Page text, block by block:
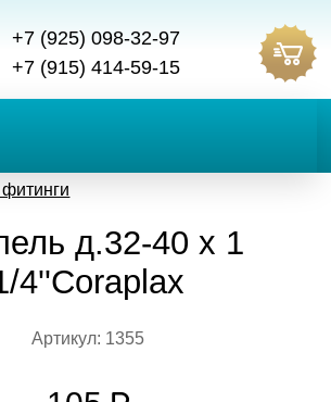
+7 (925) 098-32-97
+7 (915) 414-59-15
д.32-40 х 1
4''Coraplax
Артикул: 1355